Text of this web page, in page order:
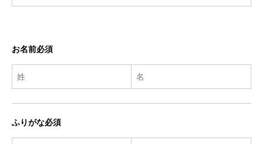
お名前必須
ふりがな必須